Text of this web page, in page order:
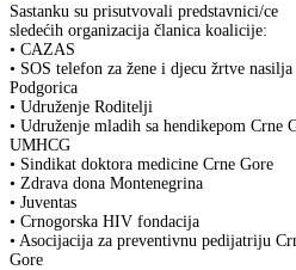
Sastanku su prisutvovali predstavnici/ce
sledećih organizacija članica koalicije:
• CAZAS
• SOS telefon za žene i djecu žrtve nasilja
Podgorica
• Udruženje Roditelji
• Udruženje mladih sa hendikepom Crne
UMHCG
• Sindikat doktora medicine Crne Gore
• Zdrava dona Montenegrina
• Juventas
• Crnogorska HIV fondacija
• Asocijacija za preventivnu pedijatriju
Gore